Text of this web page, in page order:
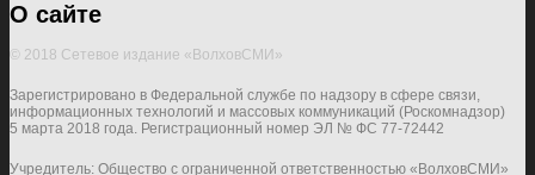
О сайте
© 2018 Сетевое издание «ВолховСМИ»
Зарегистрировано в Федеральной службе по надзору в сфере связи,
информационных технологий и массовых коммуникаций (Роскомнадзор)
5 марта 2018 года. Регистрационный номер ЭЛ № ФС 77-72442
Учредитель: Общество с ограниченной ответственностью «ВолховСМИ»